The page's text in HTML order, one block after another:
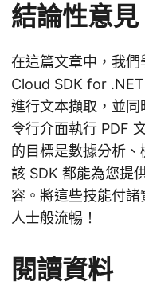
結論性意見
在這篇文章中，我
Cloud SDK for
進行文本擷取，並
令行介面執行 PDF
的目標是數據分析、
該 SDK 都能為您提
容。將這些技能付
人士般流暢！
閱讀資料